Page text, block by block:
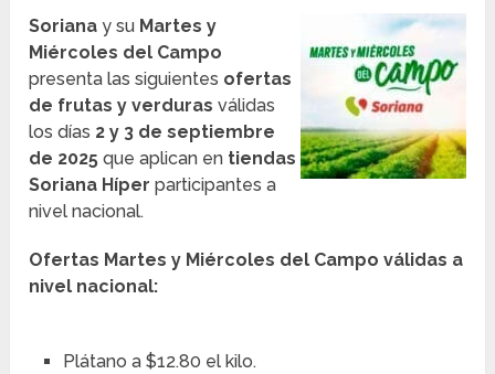
Soriana y su Martes y
Miércoles del Campo
presenta las siguientes ofertas
de frutas y verduras válidas
los días 2 y 3 de septiembre
de 2025 que aplican en tiendas
Soriana Híper participantes a
nivel nacional.
Ofertas Martes y Miércoles del Campo válidas a
nivel nacional:
Plátano a $12.80 el kilo.